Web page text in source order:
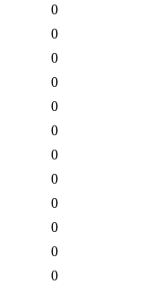
0
0
0
0
0
0
0
0
0
0
0
0